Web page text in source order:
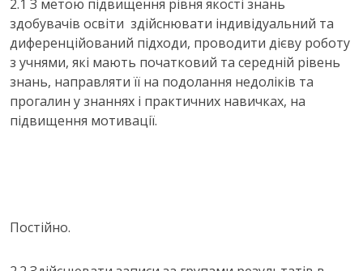
2.1 З метою підвищення рівня якості знань
здобувачів освіти здійснювати індивідуальний та
диференційований підходи, проводити дієву роботу
з учнями, які мають початковий та середній рівень
знань, направляти її на подолання недоліків та
прогалин у знаннях і практичних навичках, на
підвищення мотивації.
Постійно.